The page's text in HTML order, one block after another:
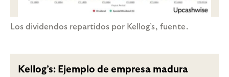
Los dividendos repartidos por Kellog’s, fuente.
Kellog’s: Ejemplo de empresa madura